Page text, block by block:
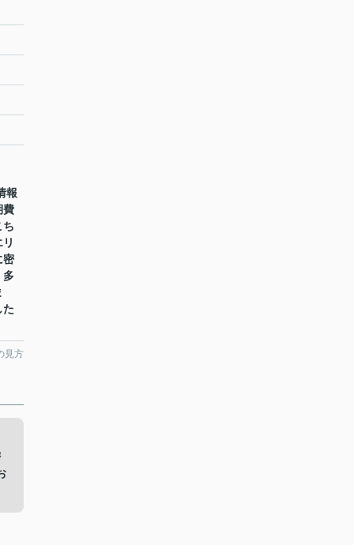
報
費
ち
密
多
た
見方